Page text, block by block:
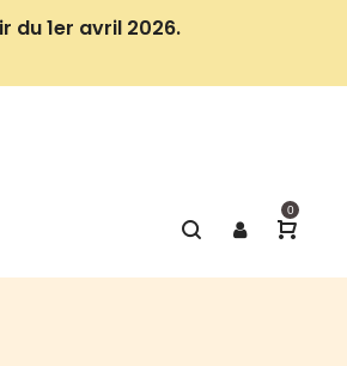
du 1er avril 2026.
0